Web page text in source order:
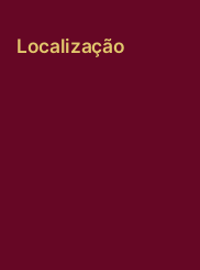
Localização